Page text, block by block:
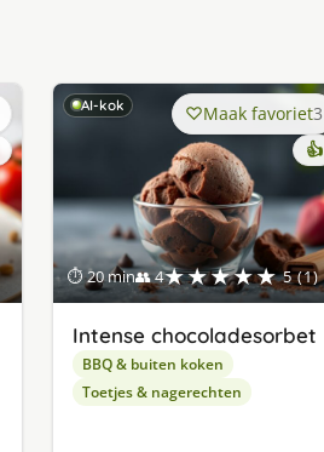
AI-kok
⏱ 20 min👥 4★★★★★ 5 (1)
Maak favoriet3
👍
Intense chocoladesorbet
BBQ & buiten koken
Toetjes & nagerechten